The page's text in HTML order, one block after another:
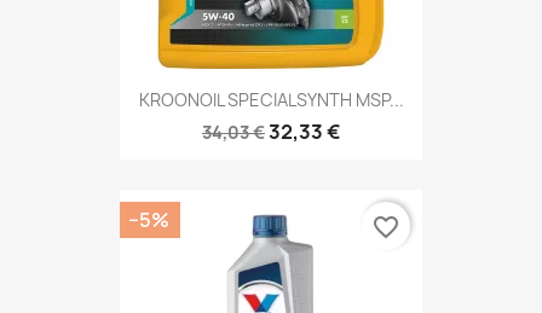
KROONOIL SPECIALSYNTH MSP...
34,03 €32,33 €
−5% favorite_border